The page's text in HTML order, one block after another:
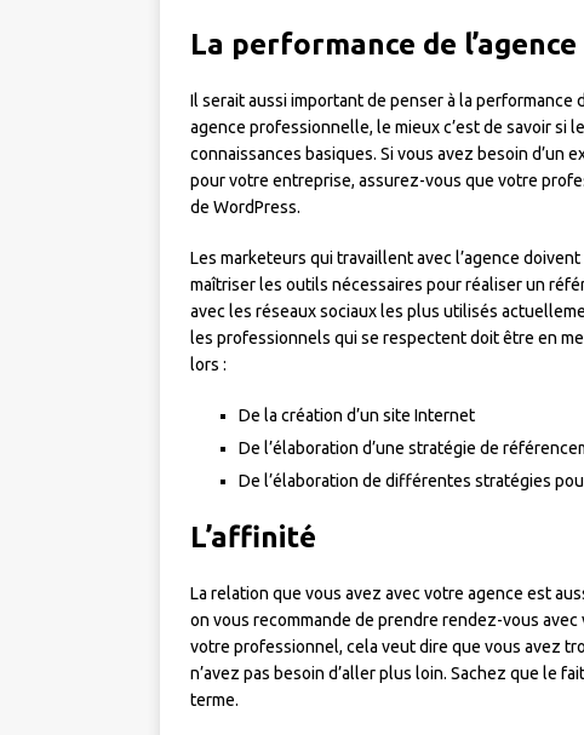
La performance de l’agence
Il serait aussi important de penser à la performance
agence professionnelle, le mieux c’est de savoir si
connaissances basiques. Si vous avez besoin d’un
pour votre entreprise, assurez-vous que votre
de WordPress.
Les marketeurs qui travaillent avec l’agence
maîtriser les outils nécessaires pour réaliser un
avec les réseaux sociaux les plus utilisés
les professionnels qui se respectent doit être en
lors :
De la création d’un site Internet
De l’élaboration d’une stratégie de
De l’élaboration de différentes stratégies
L’affinité
La relation que vous avez avec votre agence est
on vous recommande de prendre rendez-vous
votre professionnel, cela veut dire que vous avez
n’avez pas besoin d’aller plus loin. Sachez que le
terme.